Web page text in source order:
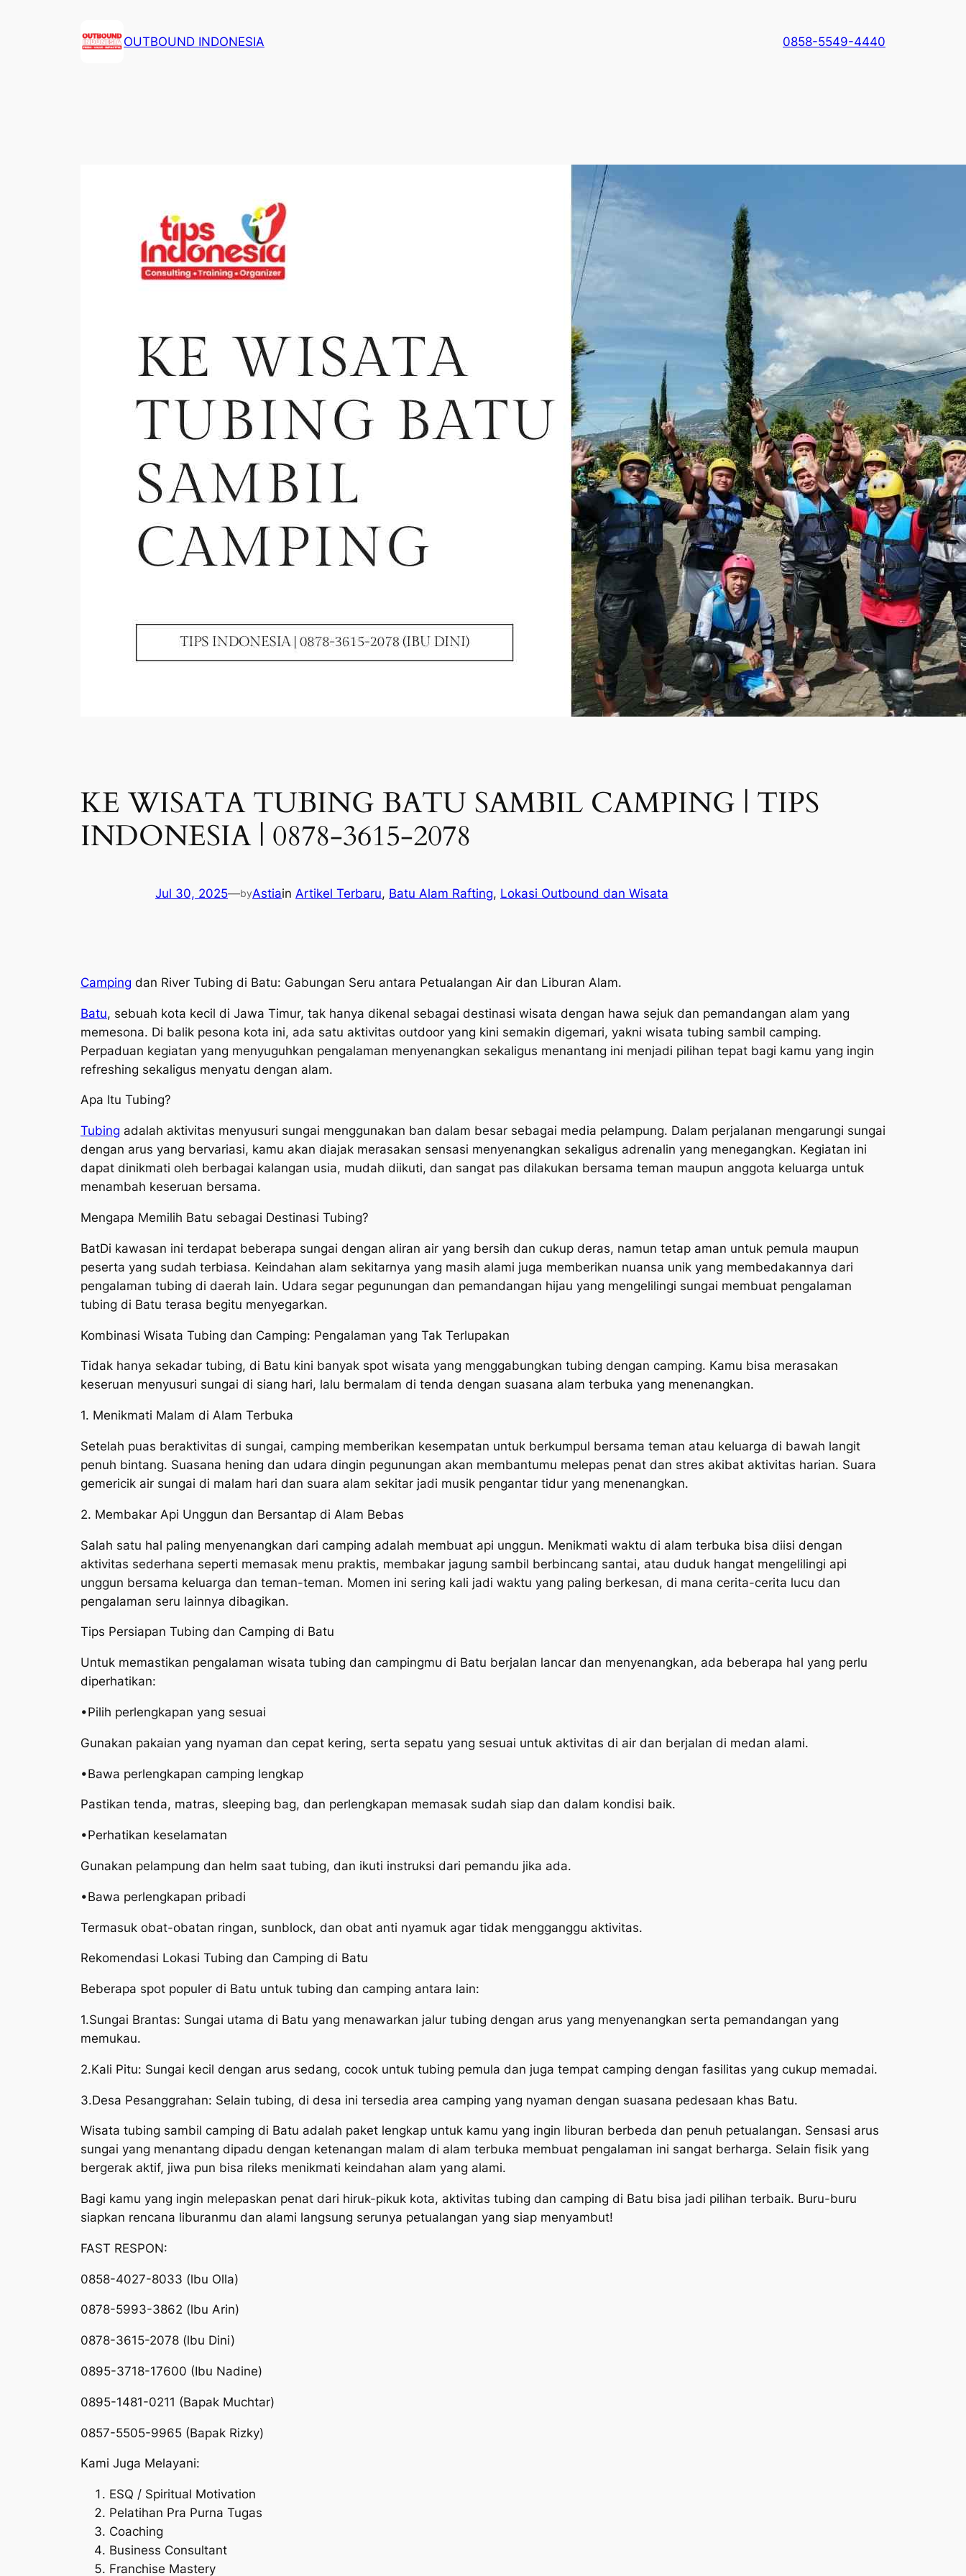
OUTBOUND INDONESIA 0858-5549-4440
KE WISATA TUBING BATU SAMBIL CAMPING | TIPS
INDONESIA | 0878-3615-2078
Jul 30, 2025—byAstiain Artikel Terbaru, Batu Alam Rafting, Lokasi Outbound dan Wisata
Camping dan River Tubing di Batu: Gabungan Seru antara Petualangan Air dan Liburan Alam.
Batu, sebuah kota kecil di Jawa Timur, tak hanya dikenal sebagai destinasi wisata dengan hawa sejuk dan pemandangan alam yang
memesona. Di balik pesona kota ini, ada satu aktivitas outdoor yang kini semakin digemari, yakni wisata tubing sambil camping.
Perpaduan kegiatan yang menyuguhkan pengalaman menyenangkan sekaligus menantang ini menjadi pilihan tepat bagi kamu yang ingin
refreshing sekaligus menyatu dengan alam.
Apa Itu Tubing?
Tubing adalah aktivitas menyusuri sungai menggunakan ban dalam besar sebagai media pelampung. Dalam perjalanan mengarungi sungai
dengan arus yang bervariasi, kamu akan diajak merasakan sensasi menyenangkan sekaligus adrenalin yang menegangkan. Kegiatan ini
dapat dinikmati oleh berbagai kalangan usia, mudah diikuti, dan sangat pas dilakukan bersama teman maupun anggota keluarga untuk
menambah keseruan bersama.
Mengapa Memilih Batu sebagai Destinasi Tubing?
BatDi kawasan ini terdapat beberapa sungai dengan aliran air yang bersih dan cukup deras, namun tetap aman untuk pemula maupun
peserta yang sudah terbiasa. Keindahan alam sekitarnya yang masih alami juga memberikan nuansa unik yang membedakannya dari
pengalaman tubing di daerah lain. Udara segar pegunungan dan pemandangan hijau yang mengelilingi sungai membuat pengalaman
tubing di Batu terasa begitu menyegarkan.
Kombinasi Wisata Tubing dan Camping: Pengalaman yang Tak Terlupakan
Tidak hanya sekadar tubing, di Batu kini banyak spot wisata yang menggabungkan tubing dengan camping. Kamu bisa merasakan
keseruan menyusuri sungai di siang hari, lalu bermalam di tenda dengan suasana alam terbuka yang menenangkan.
1. Menikmati Malam di Alam Terbuka
Setelah puas beraktivitas di sungai, camping memberikan kesempatan untuk berkumpul bersama teman atau keluarga di bawah langit
penuh bintang. Suasana hening dan udara dingin pegunungan akan membantumu melepas penat dan stres akibat aktivitas harian. Suara
gemericik air sungai di malam hari dan suara alam sekitar jadi musik pengantar tidur yang menenangkan.
2. Membakar Api Unggun dan Bersantap di Alam Bebas
Salah satu hal paling menyenangkan dari camping adalah membuat api unggun. Menikmati waktu di alam terbuka bisa diisi dengan
aktivitas sederhana seperti memasak menu praktis, membakar jagung sambil berbincang santai, atau duduk hangat mengelilingi api
unggun bersama keluarga dan teman-teman. Momen ini sering kali jadi waktu yang paling berkesan, di mana cerita-cerita lucu dan
pengalaman seru lainnya dibagikan.
Tips Persiapan Tubing dan Camping di Batu
Untuk memastikan pengalaman wisata tubing dan campingmu di Batu berjalan lancar dan menyenangkan, ada beberapa hal yang perlu
diperhatikan:
•Pilih perlengkapan yang sesuai
Gunakan pakaian yang nyaman dan cepat kering, serta sepatu yang sesuai untuk aktivitas di air dan berjalan di medan alami.
•Bawa perlengkapan camping lengkap
Pastikan tenda, matras, sleeping bag, dan perlengkapan memasak sudah siap dan dalam kondisi baik.
•Perhatikan keselamatan
Gunakan pelampung dan helm saat tubing, dan ikuti instruksi dari pemandu jika ada.
•Bawa perlengkapan pribadi
Termasuk obat-obatan ringan, sunblock, dan obat anti nyamuk agar tidak mengganggu aktivitas.
Rekomendasi Lokasi Tubing dan Camping di Batu
Beberapa spot populer di Batu untuk tubing dan camping antara lain:
1.Sungai Brantas: Sungai utama di Batu yang menawarkan jalur tubing dengan arus yang menyenangkan serta pemandangan yang
memukau.
2.Kali Pitu: Sungai kecil dengan arus sedang, cocok untuk tubing pemula dan juga tempat camping dengan fasilitas yang cukup memadai.
3.Desa Pesanggrahan: Selain tubing, di desa ini tersedia area camping yang nyaman dengan suasana pedesaan khas Batu.
Wisata tubing sambil camping di Batu adalah paket lengkap untuk kamu yang ingin liburan berbeda dan penuh petualangan. Sensasi arus
sungai yang menantang dipadu dengan ketenangan malam di alam terbuka membuat pengalaman ini sangat berharga. Selain fisik yang
bergerak aktif, jiwa pun bisa rileks menikmati keindahan alam yang alami.
Bagi kamu yang ingin melepaskan penat dari hiruk-pikuk kota, aktivitas tubing dan camping di Batu bisa jadi pilihan terbaik. Buru-buru
siapkan rencana liburanmu dan alami langsung serunya petualangan yang siap menyambut!
FAST RESPON:
0858-4027-8033 (lbu Olla)
0878-5993-3862 (lbu Arin)
0878-3615-2078 (lbu Dini)
0895-3718-17600 (Ibu Nadine)
0895-1481-0211 (Bapak Muchtar)
0857-5505-9965 (Bapak Rizky)
Kami Juga Melayani:
ESQ / Spiritual Motivation
Pelatihan Pra Purna Tugas
Coaching
Business Consultant
Franchise Mastery